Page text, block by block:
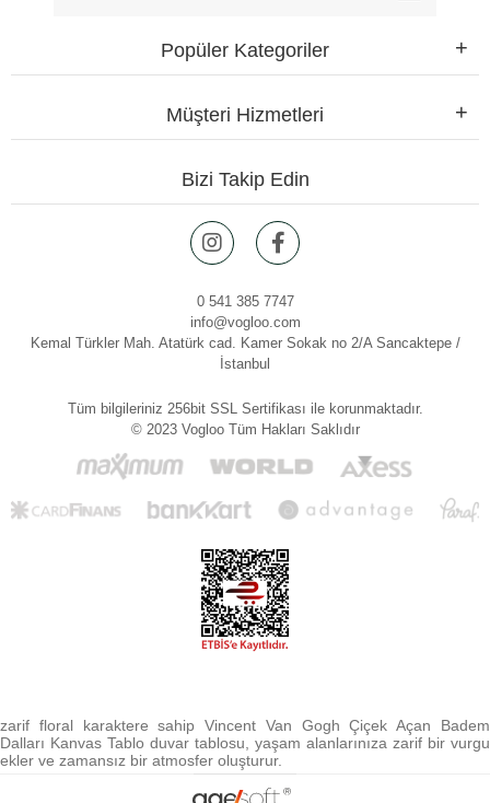
Popüler Kategoriler
Müşteri Hizmetleri
Bizi Takip Edin
0 541 385 7747
info@vogloo.com
Kemal Türkler Mah. Atatürk cad. Kamer Sokak no 2/A Sancaktepe /
İstanbul
Tüm bilgileriniz 256bit SSL Sertifikası ile korunmaktadır.
© 2023 Vogloo Tüm Hakları Saklıdır
zarif floral karaktere sahip Vincent Van Gogh Çiçek Açan Badem
Dalları Kanvas Tablo duvar tablosu, yaşam alanlarınıza zarif bir vurgu
ekler ve zamansız bir atmosfer oluşturur.